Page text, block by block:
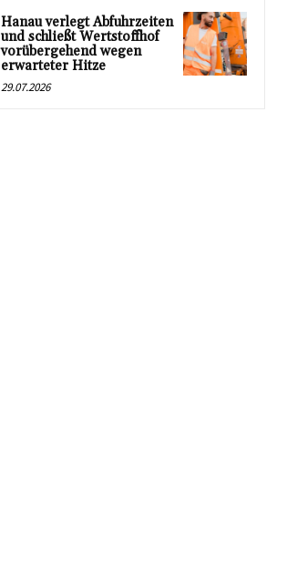
Hanau verlegt Abfuhrzeiten
und schließt Wertstoffhof
vorübergehend wegen
erwarteter Hitze
29.07.2026